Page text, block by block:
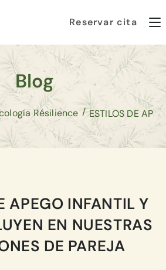
Reservar cita
Blog
Résilience /
APEGO INFANTIL Y
EN NUESTRAS
DE PAREJA